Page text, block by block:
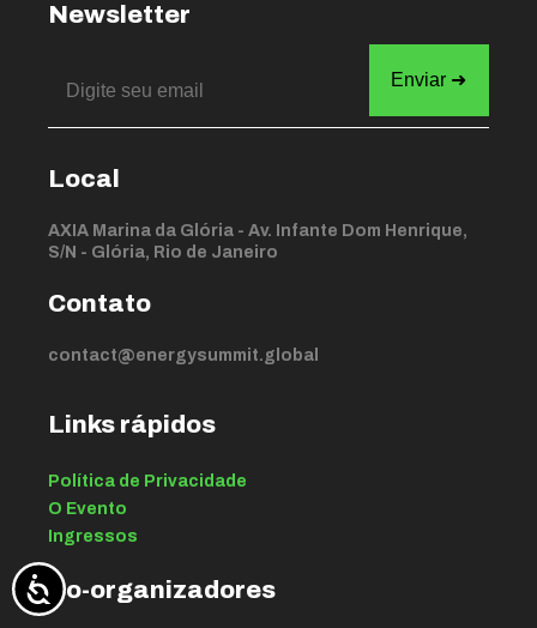
Newsletter
Local
AXIA Marina da Glória - Av. Infante Dom Henrique,
S/N - Glória, Rio de Janeiro
Contato
contact@energysummit.global
Links rápidos
Política de Privacidade
O Evento
Ingressos
Co-organizadores